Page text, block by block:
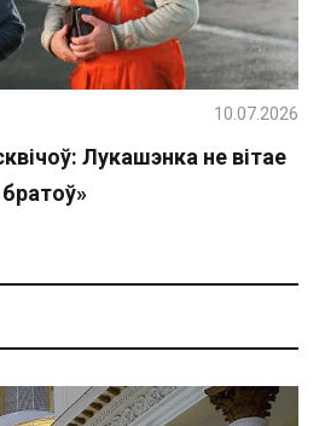
Лукашэнка не вітае
братоў»
10.07.2026